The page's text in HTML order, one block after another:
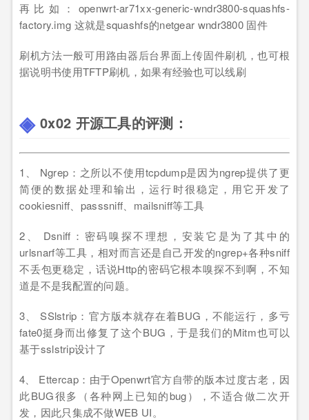
再比如：openwrt-ar71xx-generic-wndr3800-squashfs-
factory.img 这就是squashfs的netgear wndr3800 固件
刷机方法一般可用路由器后台界面上传固件刷机，也可根
据说明书使用TFTP刷机，如果有经验也可以线刷
0x02 开源工具的评测：
1、 Ngrep：之所以不使用tcpdump是因为ngrep提供了更
简便的数据处理和输出，运行时很稳定，用它开发了
cookiesniff、passsniff、mailsniff等工具
2、 Dsniff：密码嗅探不理想，安装它是为了其中的
urlsnarf等工具，相对而言还是自己开发的ngrep+各种sniff
不丢包更稳定，话说Http的密码它根本嗅探不到啊，不知
道是不是我配置的问题。
3、 SSlstrip：官方版本就存在着BUG，不能运行，多亏
fate0挺身而出修复了这个BUG，于是我们的Mitm也可以
基于sslstrip设计了
4、 Ettercap：由于Openwrt官方自带的版本过度古老，因
此BUG很多（各种网上已知的bug），不适合做二次开
发，因此只集成不做WEB UI。